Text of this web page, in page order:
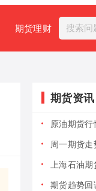
期货理财
期货资讯
原油期货
周一期货
上海石油期货交易
期货趋势回调计